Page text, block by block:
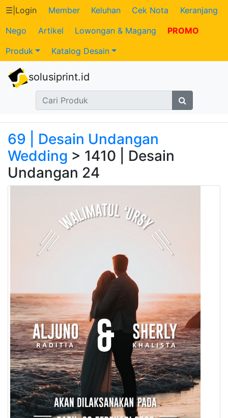
Katalog
Produk
Petugas
Transaksi
Tagihan
Berjalan
Pembayaran
Pendapatan
Fee
Password
Logout
☰ Login Member Keluhan Cek Nota
Keranjang
Nego
Artikel Lowongan & Magang
PROMO
Produk
Katalog Desain
solusiprint.id
69 | Desain Undangan
Wedding > 1410 | Desain
Undangan 24